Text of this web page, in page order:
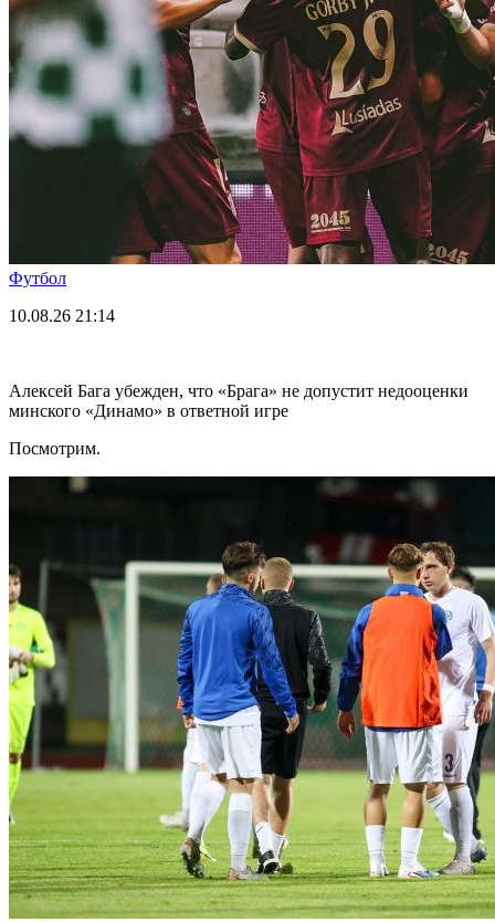
Футбол
10.08.26 21:14
Алексей Бага убежден, что «Брага» не допустит недооценки
минского «Динамо» в ответной игре
Посмотрим.